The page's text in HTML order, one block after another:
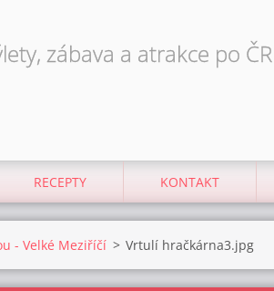
zábava a atrakce po ČR
RECEPTY KONTAKT
- Velké Meziříčí > Vrtulí hračkárna3.jpg